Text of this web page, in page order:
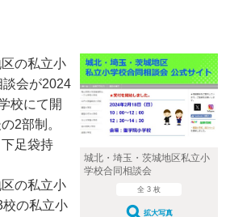
城北・埼玉・茨城地区私立小
学校合同相談会
全 3 枚
拡大写真
の私立小
会が2024
校にて開
2部制。
足袋持
の私立小
の私立小